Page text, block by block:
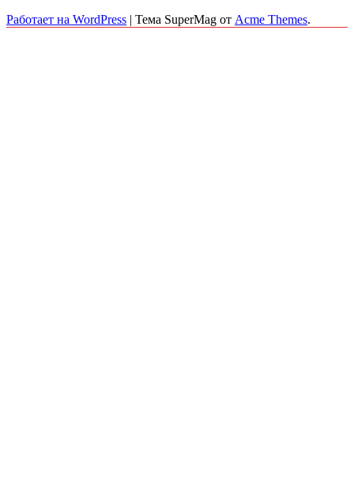
Работает на WordPress | Тема SuperMag от Acme Themes.